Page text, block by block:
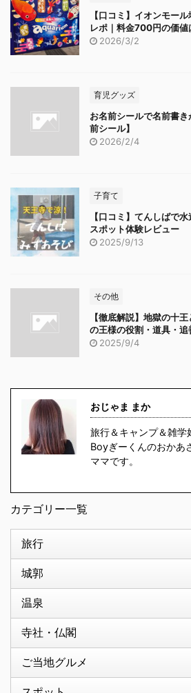
【口コミ】イオンモー
レポ｜料金700円の価値
2026/3/2
育児グッズ
お名前シールで名前書
前シール】
2026/2/4
子育て
【口コミ】てんしばで
スポット体験レビュー
2025/9/13
その他
【徹底解説】地獄の十
の王様の役割・道具・追
2025/9/4
おじゃま まか
旅行＆キャンプ＆雑
Boyぎーくんのおかあ
ママです。
カテゴリー一覧
旅行
城郭
温泉
寺社・仏閣
ご当地グルメ